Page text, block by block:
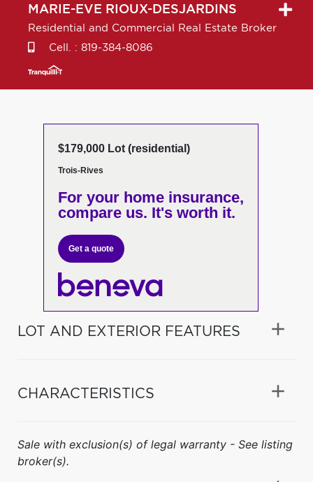
MARIE-EVE RIOUX-DESJARDINS
Residential and Commercial Real Estate Broker
Cell. : 819-384-8086
$179,000 Lot (residential)
Trois-Rives
For your home insurance,
compare us. It's worth it.
Get a quote
LOT AND EXTERIOR FEATURES
CHARACTERISTICS
Sale with exclusion(s) of legal warranty - See listing
broker(s).